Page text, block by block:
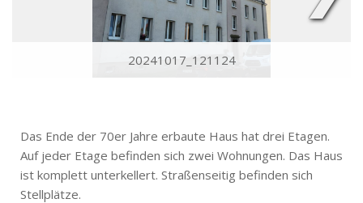
20241017_121124
Das Ende der 70er Jahre erbaute Haus hat drei Etagen.
Auf jeder Etage befinden sich zwei Wohnungen. Das Haus
ist komplett unterkellert. Straßenseitig befinden sich
Stellplätze.